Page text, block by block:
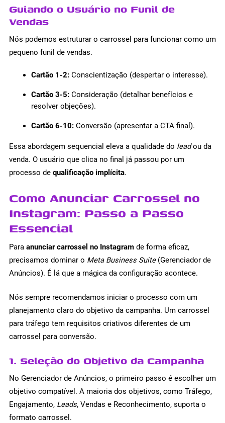
Guiando o Usuário no Funil de
Vendas
Nós podemos estruturar o carrossel para funcionar como um
pequeno funil de vendas.
Cartão 1-2:Conscientização (despertar o interesse).
Cartão 3-5:Consideração (detalhar benefícios e
resolver objeções).
Cartão 6-10:Conversão (apresentar a CTA final).
Essa abordagem sequencial eleva a qualidade do leadou da
venda. O usuário que clica no final já passou por um
processo de qualificação implícita.
Como Anunciar Carrossel no
Instagram: Passo a Passo
Essencial
Para anunciar carrossel no Instagram de forma eficaz,
precisamos dominar o Meta Business Suite(Gerenciador de
Anúncios). É lá que a mágica da configuração acontece.
Nós sempre recomendamos iniciar o processo com um
planejamento claro do objetivo da campanha. Um carrossel
para tráfego tem requisitos criativos diferentes de um
carrossel para conversão.
1. Seleção do Objetivo da Campanha
No Gerenciador de Anúncios, o primeiro passo é escolher um
objetivo compatível. A maioria dos objetivos, como Tráfego,
Engajamento, Leads, Vendas e Reconhecimento, suporta o
formato carrossel.